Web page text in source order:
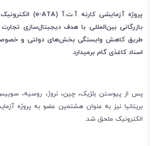
پروژه آزمایشی کارنه آ.ت.آ (e-ATA) الکترونیک
بازرگانی بین‌المللی با هدف دیجیتال
طریق کاهش وابستگی بخش‌های دولتی و خصوصی
اسناد کاغذی گام بر‍میدارد.
پس از پیوستن بلژیک، چین، نروژ، روسیه، سوییس،
بریتانیا نیز به عنوان هشتمین عضو به پروژه
الکترونیک ملحق شد.